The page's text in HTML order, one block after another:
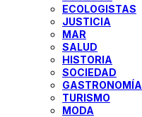
ECOLOGISTAS
JUSTICIA
MAR
SALUD
HISTORIA
SOCIEDAD
GASTRONOMÍA
TURISMO
MODA